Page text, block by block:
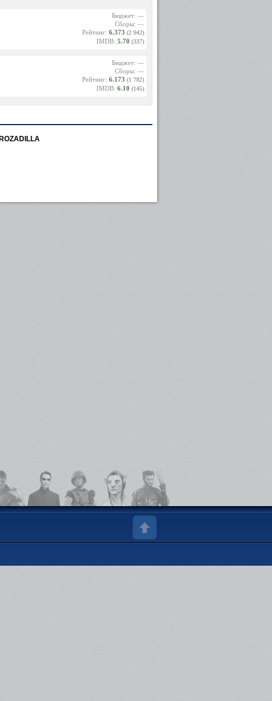
Бюджет: —
Сборы: —
Рейтинг: 6.373 (2 942)
IMDB: 5.70 (337)
Бюджет: —
Сборы: —
Рейтинг: 6.173 (1 782)
IMDB: 6.10 (145)